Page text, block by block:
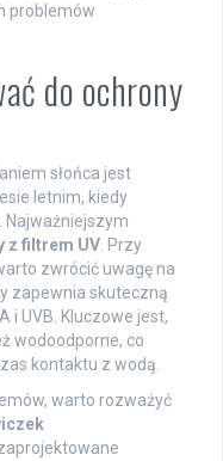
problemów
do ochrony
słońca jest
letnim, kiedy
Najważniejszym
z filtrem UV. Przy
zwrócić uwagę na
zapewnia skuteczną
i UVB. Kluczowe jest,
wodoodporne, co
kontaktu z wodą.
warto rozważyć